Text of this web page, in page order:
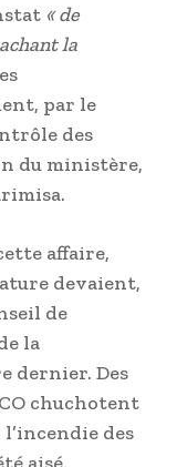
« de
la
par le
des
du ministère,
affaire,
devaient,
de
la
dernier. Des
chuchotent
des
aisé.